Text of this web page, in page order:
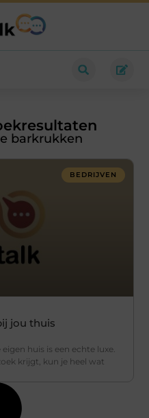
barkrukken
BEDRIJVEN
jou thuis
huis is een echte luxe.
krijgt, kun je heel wat